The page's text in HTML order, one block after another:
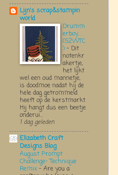
Lijn's scrap&stampin
world
Drumm
erboy....
(52WTC
) - Dit
notenkr
akertje,
het lijkt
wel een oud mannetje,
is doodmoe nadat hij de
hele dag getrommeld
heeft op de kerstmarkt.
Hij hangt dus een beetje
onderui...
1 dag geleden
Elizabeth Craft
Designs Blog
August Prompt
Challenge- Technique
Remix - Are you a